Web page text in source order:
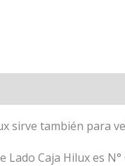
sirve también para
Lado Caja Hilux es N°